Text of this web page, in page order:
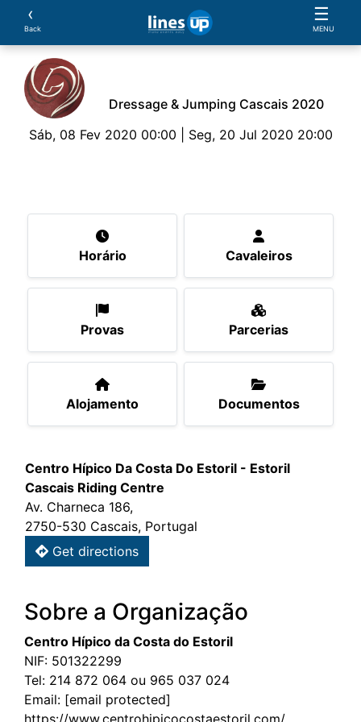
‹
Back
☰
MENU
Dressage & Jumping Cascais 2020
Sáb, 08 Fev 2020 00:00 | Seg, 20 Jul 2020 20:00
Horário Cavaleiros
Provas Parcerias
Alojamento Documentos
Centro Hípico Da Costa Do Estoril - Estoril
Cascais Riding Centre
Av. Charneca 186,
2750-530 Cascais, Portugal
Get directions
Sobre a Organização
Centro Hípico da Costa do Estoril
NIF: 501322299
Tel: 214 872 064 ou 965 037 024
Email: [email protected]
https://www.centrohipicocostaestoril.com/